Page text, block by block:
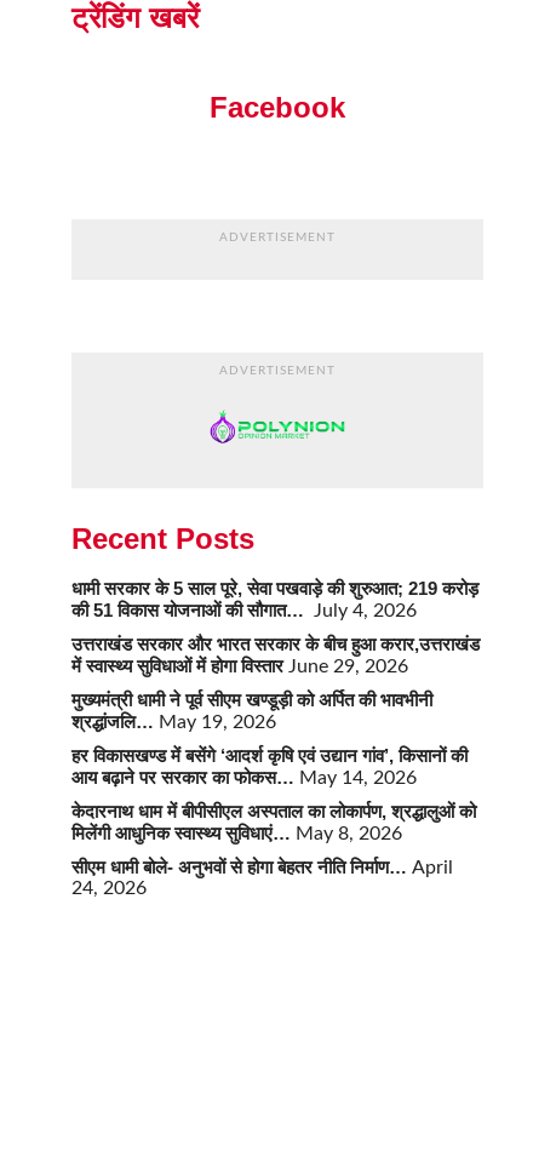
ट्रेंडिंग खबरें
Facebook
ADVERTISEMENT
ADVERTISEMENT
Recent Posts
धामी सरकार के 5 साल पूरे, सेवा पखवाड़े की शुरुआत; 219 करोड़
की 51 विकास योजनाओं की सौगात… July 4, 2026
उत्तराखंड सरकार और भारत सरकार के बीच हुआ करार,उत्तराखंड
में स्वास्थ्य सुविधाओं में होगा विस्तार June 29, 2026
मुख्यमंत्री धामी ने पूर्व सीएम खण्डूड़ी को अर्पित की भावभीनी
श्रद्धांजलि… May 19, 2026
हर विकासखण्ड में बसेंगे ‘आदर्श कृषि एवं उद्यान गांव’, किसानों की
आय बढ़ाने पर सरकार का फोकस… May 14, 2026
केदारनाथ धाम में बीपीसीएल अस्पताल का लोकार्पण, श्रद्धालुओं को
मिलेंगी आधुनिक स्वास्थ्य सुविधाएं… May 8, 2026
सीएम धामी बोले- अनुभवों से होगा बेहतर नीति निर्माण… April
24, 2026